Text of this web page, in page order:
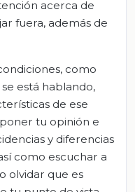
acerca de
fuera, además de
como
está hablando,
de ese
tu opinión e
y diferencias
como escuchar a
olvidar que es